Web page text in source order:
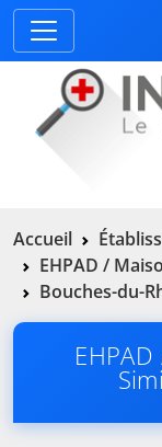
Accueil
EHPAD /
Bouches-du-